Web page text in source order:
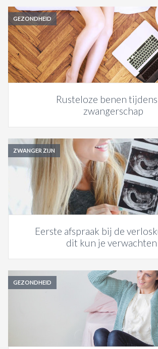
GEZONDHEID
Rusteloze benen
zwangerschap
ZWANGER ZIJN
Eerste afspraak bij de
dit kun je
GEZONDHEID